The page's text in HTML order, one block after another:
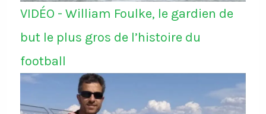
VIDÉO - William Foulke, le gardien de
but le plus gros de l’histoire du
football